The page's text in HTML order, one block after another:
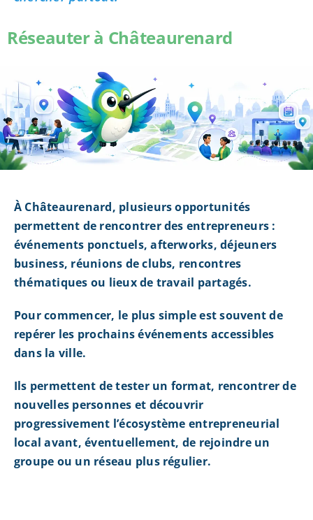
Réseauter à Châteaurenard
À Châteaurenard, plusieurs opportunités
permettent de rencontrer des entrepreneurs :
événements ponctuels, afterworks, déjeuners
business, réunions de clubs, rencontres
thématiques ou lieux de travail partagés.
Pour commencer, le plus simple est souvent de
repérer les prochains événements accessibles
dans la ville.
Ils permettent de tester un format, rencontrer de
nouvelles personnes et découvrir
progressivement l’écosystème entrepreneurial
local avant, éventuellement, de rejoindre un
groupe ou un réseau plus régulier.